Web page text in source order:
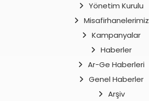
Yönetim Kurulu
Misafirhanelerimiz
Kampanyalar
Haberler
Ar-Ge Haberleri
Genel Haberler
Arşiv